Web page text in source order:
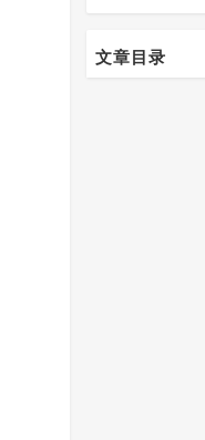
文章目录